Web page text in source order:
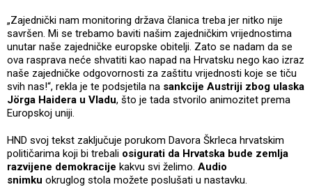
„Zajednički nam monitoring država članica treba jer nitko nije
savršen. Mi se trebamo baviti našim zajedničkim vrijednostima
unutar naše zajedničke europske obitelji. Zato se nadam da se
ova rasprava neće shvatiti kao napad na Hrvatsku nego kao izraz
naše zajedničke odgovornosti za zaštitu vrijednosti koje se tiču
svih nas!“, rekla je te podsjetila na sankcije Austriji zbog ulaska
Jörga Haidera u Vladu, što je tada stvorilo animozitet prema
Europskoj uniji.
HND svoj tekst zaključuje porukom Davora Škrleca hrvatskim
političarima koji bi trebali osigurati da Hrvatska bude zemlja
razvijene demokracije kakvu svi želimo. Audio
snimku okruglog stola možete poslušati u nastavku.